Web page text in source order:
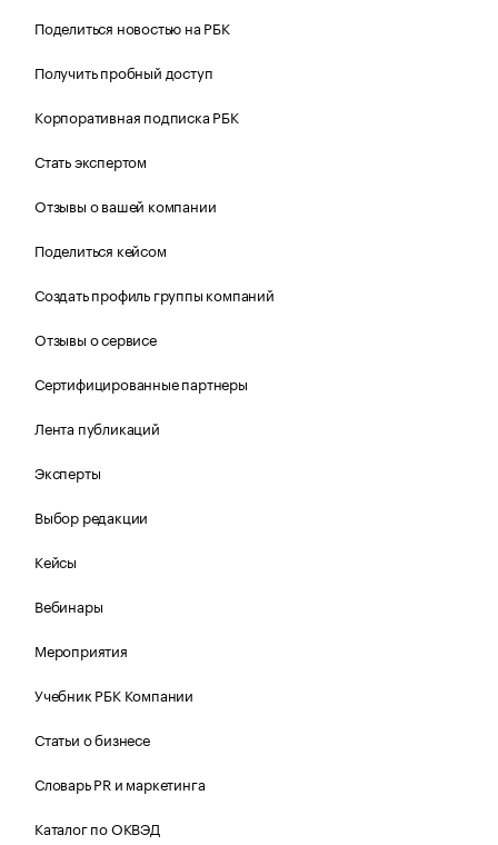
Поделиться новостью на РБК
Получить пробный доступ
Корпоративная подписка РБК
Стать экспертом
Отзывы о вашей компании
Поделиться кейсом
Создать профиль группы компаний
Отзывы о сервисе
Сертифицированные партнеры
Лента публикаций
Эксперты
Выбор редакции
Кейсы
Вебинары
Мероприятия
Учебник РБК Компании
Статьи о бизнесе
Словарь PR и маркетинга
Каталог по ОКВЭД